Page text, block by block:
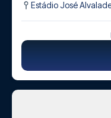
Estádio José